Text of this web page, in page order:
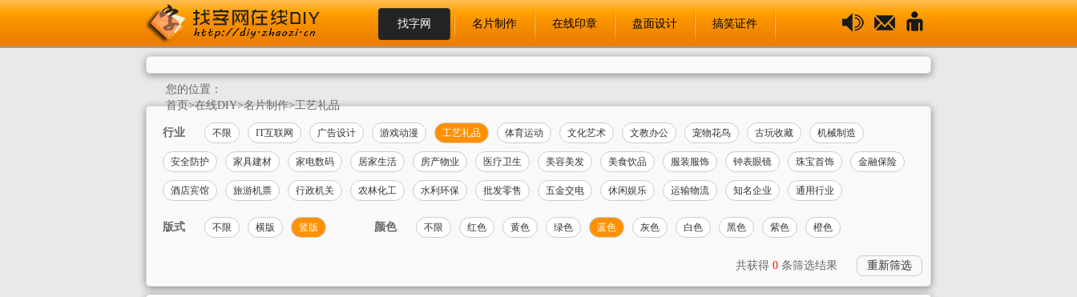
找字网 名片制作 在线印章 盘面设计 搞笑证件
您的位置：
首页>在线DIY>名片制作>工艺礼品
行业 不限 IT互联网 广告设计 游戏动漫 工艺礼品 体育运动 文化艺术 文教办公 宠物花鸟 古玩收藏 机械制造
安全防护 家具建材 家电数码 居家生活 房产物业 医疗卫生 美容美发 美食饮品 服装服饰 钟表眼镜 珠宝首饰 金融保险
酒店宾馆 旅游机票 行政机关 农林化工 水利环保 批发零售 五金交电 休闲娱乐 运输物流 知名企业 通用行业
版式 不限 横版 竖版 颜色 不限 红色 黄色 绿色 蓝色 灰色 白色 黑色 紫色 橙色
共获得 0 条筛选结果 重新筛选